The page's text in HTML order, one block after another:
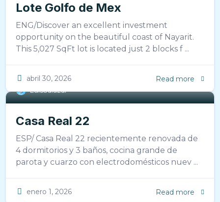
Lote Golfo de Mex
ENG/Discover an excellent investment
opportunity on the beautiful coast of Nayarit.
This 5,027 SqFt lot is located just 2 blocks f ...
abril 30, 2026
Read more
LuisSalazar
Casa Real 22
ESP/ Casa Real 22 recientemente renovada de
4 dormitorios y 3 baños, cocina grande de
parota y cuarzo con electrodomésticos nuev ...
enero 1, 2026
Read more